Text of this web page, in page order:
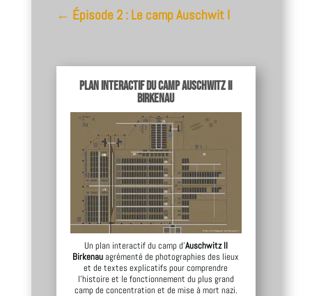
← Épisode 2 : Le camp Auschwit I
Plan interactif du camp Auschwitz II
Birkenau
Un plan interactif du camp d’Auschwitz II
Birkenauagrémenté de photographies des lieux
et de textes explicatifs pour comprendre
l’histoire et le fonctionnement du plus grand
camp de concentration et de mise à mort nazi.